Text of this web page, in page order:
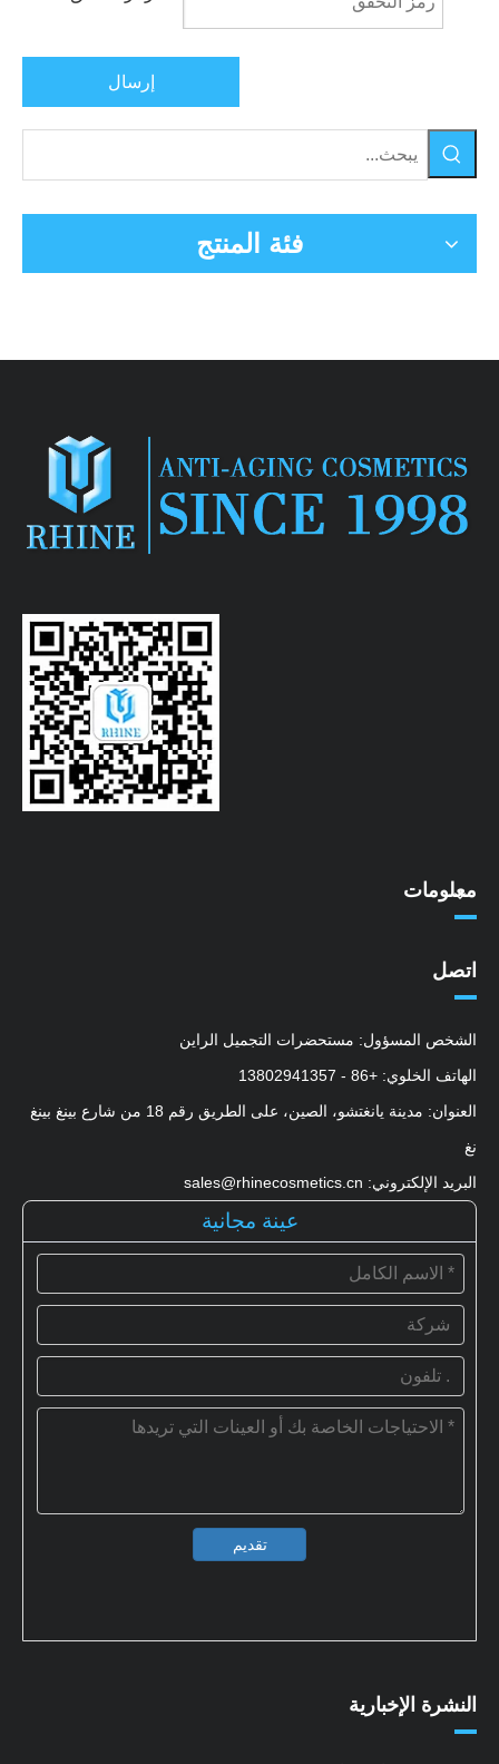
إرسال
فئة المنتج
معلومات
اتصل
الشخص المسؤول: مستحضرات التجميل الراين
الهاتف الخلوي: +86 - 13802941357
العنوان: مدينة يانغتشو، الصين، على الطريق رقم 18 من شارع بينغ بينغ
نغ
البريد الإلكتروني: sales@rhinecosmetics.cn
عينة مجانية
تقديم
النشرة الإخبارية